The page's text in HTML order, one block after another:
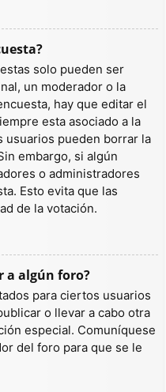
solo pueden ser
un moderador o la
hay que editar el
esta asociado a la
usuarios pueden borrar la
embargo, si algún
o administradores
Esto evita que las
de la votación.
a algún foro?
para ciertos usuarios
o llevar a cabo otra
especial. Comuníquese
del foro para que se le